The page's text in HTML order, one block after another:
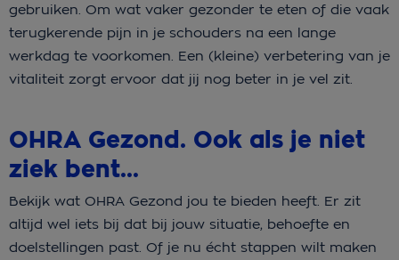
gebruiken. Om wat vaker gezonder te eten of die vaak
terugkerende pijn in je schouders na een lange
werkdag te voorkomen. Een (kleine) verbetering van je
vitaliteit zorgt ervoor dat jij nog beter in je vel zit.
OHRA Gezond. Ook als je niet
ziek bent…
Bekijk wat OHRA Gezond jou te bieden heeft. Er zit
altijd wel iets bij dat bij jouw situatie, behoefte en
doelstellingen past. Of je nu écht stappen wilt maken